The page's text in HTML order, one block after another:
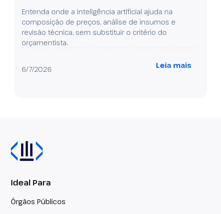
Entenda onde a inteligência artificial ajuda na
composição de preços, análise de insumos e
revisão técnica, sem substituir o critério do
orçamentista.
6/7/2026 Leia mais
Ideal Para
Órgãos Públicos